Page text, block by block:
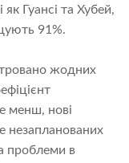
як Гуансі та Хубей,
91%.
жодних
менш, нові
незапланованих
проблеми в